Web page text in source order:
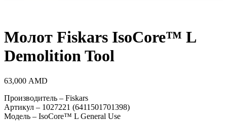
Молот Fiskars IsoCore™ L
Demolition Tool
63,000 AMD
Производитель – Fiskars
Артикул – 1027221 (6411501701398)
Модель – IsoCore™ L General Use